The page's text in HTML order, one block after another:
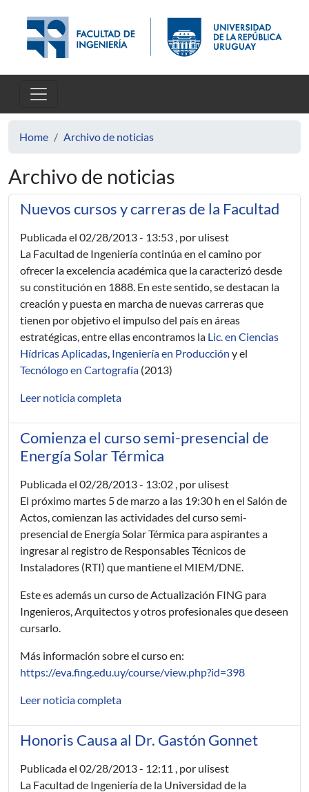
Home Archivo de noticias
Archivo de noticias
Nuevos cursos y carreras de la Facultad
Publicada el 02/28/2013 - 13:53 , por ulisest
La Facultad de Ingeniería continúa en el camino por
ofrecer la excelencia académica que la caracterizó desde
su constitución en 1888. En este sentido, se destacan la
creación y puesta en marcha de nuevas carreras que
tienen por objetivo el impulso del país en áreas
estratégicas, entre ellas encontramos la Lic. en Ciencias
Hídricas Aplicadas, Ingeniería en Producción y el
Tecnólogo en Cartografía (2013)
Leer noticia completa
Comienza el curso semi-presencial de
Energía Solar Térmica
Publicada el 02/28/2013 - 13:02 , por ulisest
El próximo martes 5 de marzo a las 19:30 h en el Salón de
Actos, comienzan las actividades del curso semi-
presencial de Energía Solar Térmica para aspirantes a
ingresar al registro de Responsables Técnicos de
Instaladores (RTI) que mantiene el MIEM/DNE.
Este es además un curso de Actualización FING para
Ingenieros, Arquitectos y otros profesionales que deseen
cursarlo.
Más información sobre el curso en:
https://eva.fing.edu.uy/course/view.php?id=398
Leer noticia completa
Honoris Causa al Dr. Gastón Gonnet
Publicada el 02/28/2013 - 12:11 , por ulisest
La Facultad de Ingeniería de la Universidad de la